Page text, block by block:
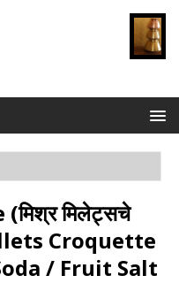
मिलेट्सचे
Croquette
/ Fruit Salt